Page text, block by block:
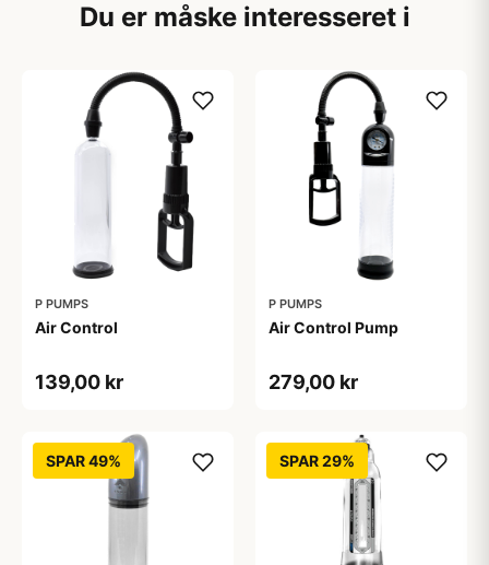
Du er måske interesseret i
P PUMPS
Air Control
139,00 kr
P PUMPS
Air Control Pump
279,00 kr
SPAR 49% SPAR 29%